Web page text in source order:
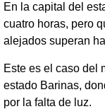
En la capital del
cuatro horas, pero
alejados superan
Este es el caso del
estado Barinas,
por la falta de luz.